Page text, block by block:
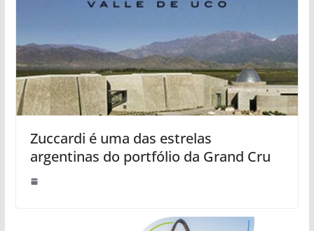
Zuccardi é uma das estrelas
argentinas do portfólio da Grand Cru